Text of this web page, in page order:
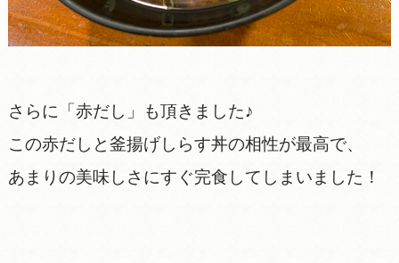
さらに「赤だし」も頂きました♪
この赤だしと釜揚げしらす丼の相性が最高で、
あまりの美味しさにすぐ完食してしまいました！